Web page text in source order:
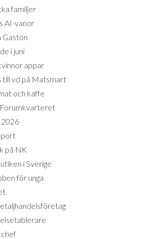
familjer
AI-vanor
Gaston
i juni
appar
till vd på Matsmart
och kaffe
2026
på NK
i Sverige
för unga